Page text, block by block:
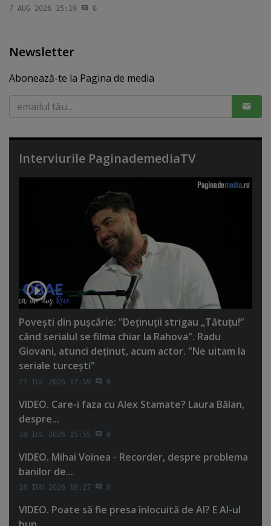
7 AUG 2026 15:19 0
Newsletter
Abonează-te la Pagina de media
Interviurile PaginademediaTV
Poveşti din puşcărie: "Deţinuţii strigau „Tătuţu!”
când serialul se filma chiar la Rahova". Radu
Giovani, atunci deţinut, acum actor. "Ne uitam la
seriale turceşti"
21 IUL 2026 17:59 0
VIDEO. Care-i faza cu Alex Stamate? Laura Bălan,
despre...
18 IUL 2026 15:55 0
VIDEO. Mihai Voinea - Recorder, despre problema
banilor de...
18 IUN 2026 16:27 0
VIDEO. Poate să fie presa înlocuită de AI? E AI-ul